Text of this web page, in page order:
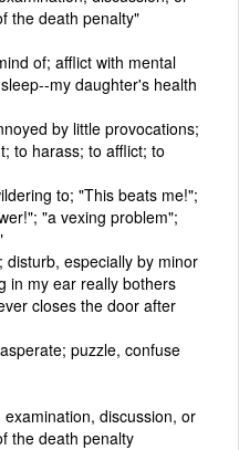
the death penalty"
of; afflict with mental
my daughter's health
by little provocations;
to harass; to afflict; to
to; "This beats me!";
"a vexing problem";
disturb, especially by minor
in my ear really bothers
closes the door after
puzzle, confuse
discussion, or
the death penalty